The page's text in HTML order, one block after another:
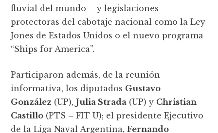
fluvial del mundo— y legislaciones
protectoras del cabotaje nacional como la Ley
Jones de Estados Unidos o el nuevo programa
“Ships for America”.
Participaron además, de la reunión
informativa, los diputados Gustavo
González (UP),Julia Strada (UP) y Christian
Castillo (PTS – FIT U); el presidente Ejecutivo
de la Liga Naval Argentina,Fernando